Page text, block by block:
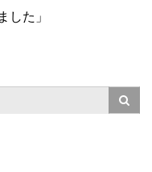
した」